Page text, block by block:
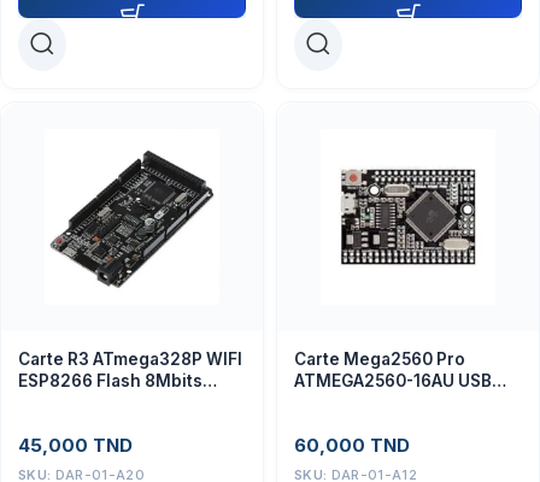
Carte R3 ATmega328P WIFI
ESP8266 Flash 8Mbits
45,000 TND
SKU: DAR-01-A20
Carte Mega2560 Pro
ATMEGA2560-16AU USB
60,000 TND
SKU: DAR-01-A12